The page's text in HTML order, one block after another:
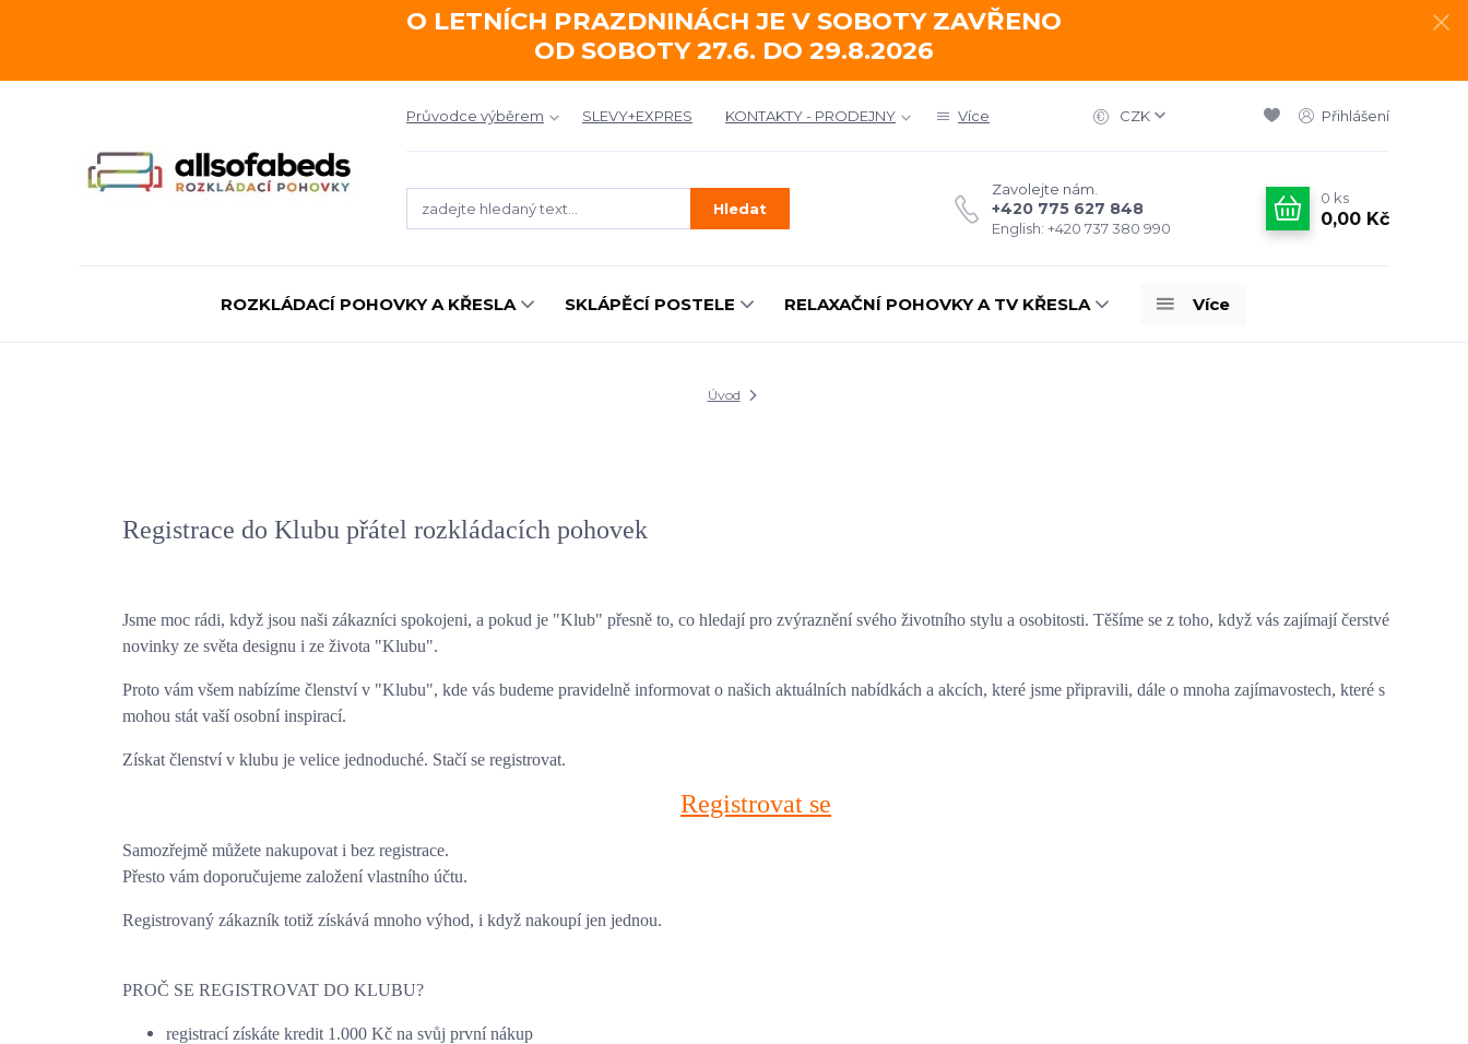
O LETNÍCH PRAZDNINÁCH JE V SOBOTY ZAVŘENO
OD SOBOTY 27.6. DO 29.8.2026
Průvodce výběrem SLEVY+EXPRES KONTAKTY - PRODEJNY Více CZK Přihlášení
Hledat
Zavolejte nám.
+420 775 627 848
English: +420 737 380 990
0 ks
0,00 Kč
ROZKLÁDACÍ POHOVKY A KŘESLA SKLÁPĚCÍ POSTELE RELAXAČNÍ POHOVKY A TV KŘESLA Více
Úvod
Registrace do Klubu přátel rozkládacích pohovek
Jsme moc rádi, když jsou naši zákazníci spokojeni, a pokud je "Klub" přesně to, co hledají pro zvýraznění svého životního stylu a osobitosti. Těšíme se z toho, když vás zajímají čerstvé
novinky ze světa designu i ze života "Klubu".
Proto vám všem nabízíme členství v "Klubu", kde vás budeme pravidelně informovat o našich aktuálních nabídkách a akcích, které jsme připravili, dále o mnoha zajímavostech, které s
mohou stát vaší osobní inspirací.
Získat členství v klubu je velice jednoduché. Stačí se registrovat.
Registrovat se
Samozřejmě můžete nakupovat i bez registrace.
Přesto vám doporučujeme založení vlastního účtu.
Registrovaný zákazník totiž získává mnoho výhod, i když nakoupí jen jednou.
PROČ SE REGISTROVAT DO KLUBU?
registrací získáte kredit 1.000 Kč na svůj první nákup